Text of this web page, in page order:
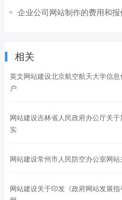
企业公司网站制作的费用和
相关
英文网站建设北京航空航天大学信
户
网站建设吉林省人民政府办公厅关
实
网站建设常州市人民防空办公室网站
网站建设关于印发《政府网站发展